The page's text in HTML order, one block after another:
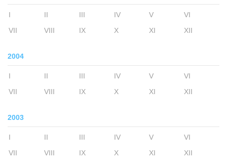
I II III IV V
VI
VII
VIII IX X XI XII
2004
I II III IV V
VI
VII
VIII IX X XI XII
2003
I II III IV V
VI
VII
VIII IX X XI XII